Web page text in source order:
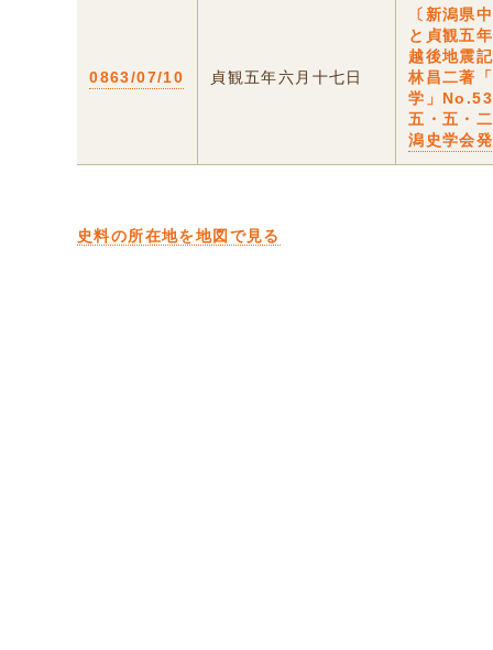
0863/07/10 貞観五年六月十七日
〔新潟県
と貞観五
越後地震
林昌二著
学」
五・五・
潟史学会
史料の所在地を地図で見る